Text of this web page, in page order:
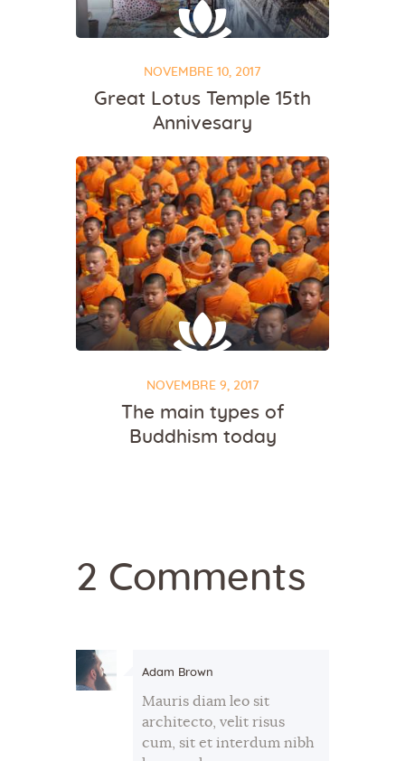
NOVEMBRE 10, 2017
Great Lotus Temple 15th
Annivesary
NOVEMBRE 9, 2017
The main types of
Buddhism today
2 Comments
Adam Brown
Mauris diam leo sit
architecto, velit risus
cum, sit et interdum nibh